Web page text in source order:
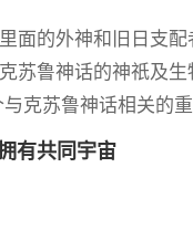
面的外神和旧日支
苏鲁神话的神祇及
克苏鲁神话相关的重
有共同宇宙